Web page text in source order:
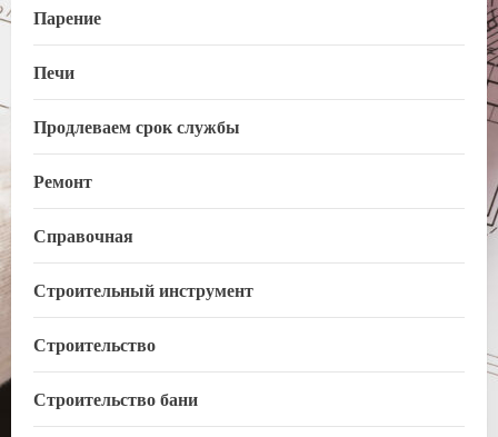
Парение
Печи
Продлеваем срок службы
Ремонт
Справочная
Строительный инструмент
Строительство
Строительство бани